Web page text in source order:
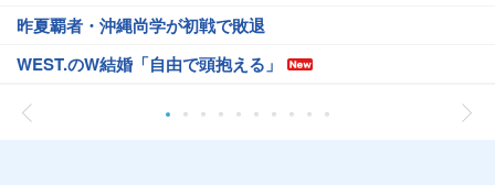
昨夏覇者・沖縄尚学が初戦で敗退
WEST.のW結婚「自由で頭抱える」